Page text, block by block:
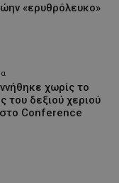
«ερυθρόλευκο»
χωρίς το
του δεξιού χεριού
Conference